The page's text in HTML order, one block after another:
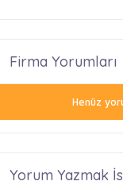
Firma Yorumları
Henüz
Yorum Yazmak